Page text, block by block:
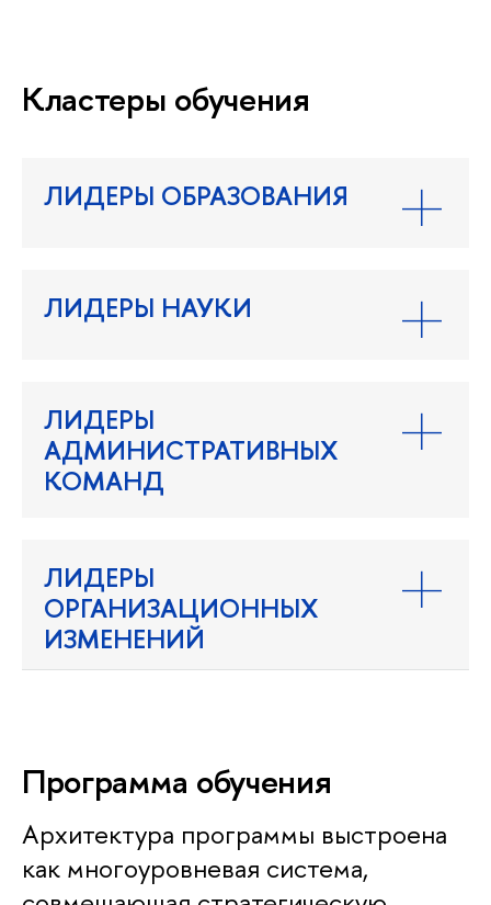
Кластеры обучения
ЛИДЕРЫ ОБРАЗОВАНИЯ
ЛИДЕРЫ НАУКИ
ЛИДЕРЫ
АДМИНИСТРАТИВНЫХ
КОМАНД
ЛИДЕРЫ
ОРГАНИЗАЦИОННЫХ
ИЗМЕНЕНИЙ
Программа обучения
Архитектура программы выстроена
как многоуровневая система,